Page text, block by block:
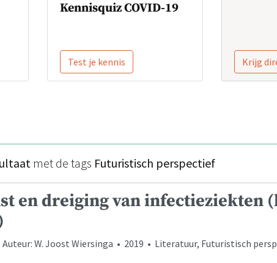
Kennisquiz COVID-19
Test je kennis Krijg
met de tags Futuristisch perspectief
en dreiging van infectieziekten
Auteur: W. Joost Wiersinga • 2019 • Literatuur, Futuristisch